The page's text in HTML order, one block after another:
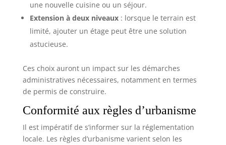
une nouvelle cuisine ou un séjour.
Extension à deux niveaux: lorsque le terrain est
limité, ajouter un étage peut être une solution
astucieuse.
Ces choix auront un impact sur les démarches
administratives nécessaires, notamment en termes
de permis de construire.
Conformité aux règles d’urbanisme
Il est impératif de s’informer sur la réglementation
locale. Les règles d’urbanisme varient selon les